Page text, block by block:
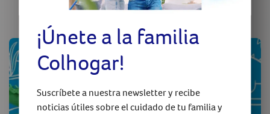
¡Únete a la familia
Colhogar!
Suscríbete a nuestra newsletter y recibe
noticias útiles sobre el cuidado de tu familia y